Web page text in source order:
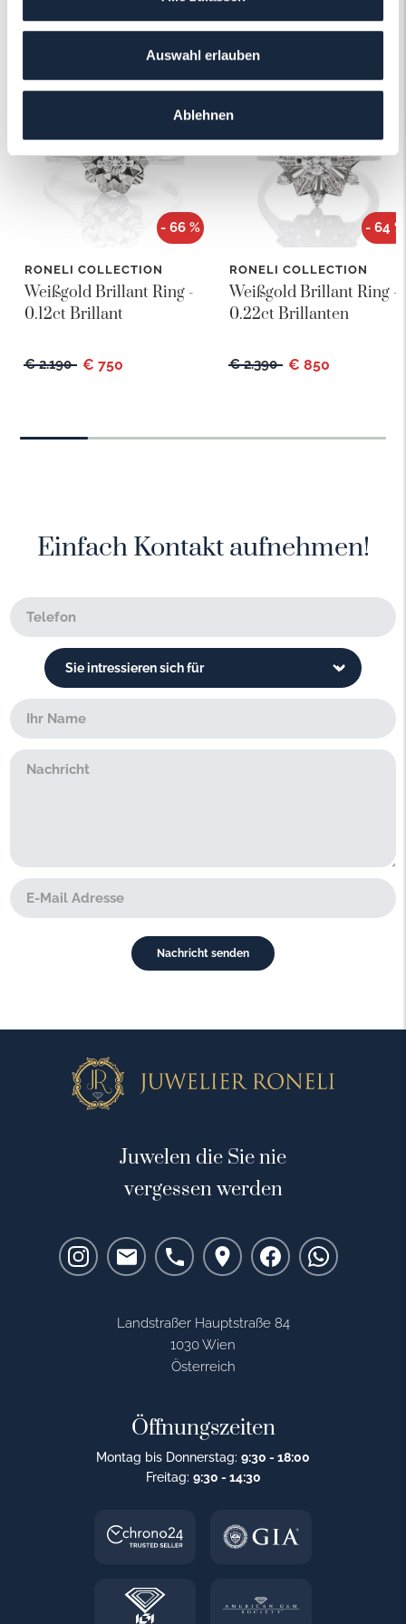
Auswahl erlauben
Ablehnen
Das könnte Ihnen auch gefallen!
- 66 %
RONELI COLLECTION
Weißgold Brillant Ring -
0.12ct Brillant
€ 2.190 € 750
- 64 %
RONELI COLLECTION
Weißgold Brillant Ring -
0.22ct Brillanten
€ 2.390 € 850
Einfach Kontakt aufnehmen!
Juwelen die Sie nie
vergessen werden
Landstraßer Hauptstraße 84
1030 Wien
Österreich
Öffnungszeiten
Montag bis Donnerstag: 9:30 - 18:00
Freitag: 9:30 - 14:30